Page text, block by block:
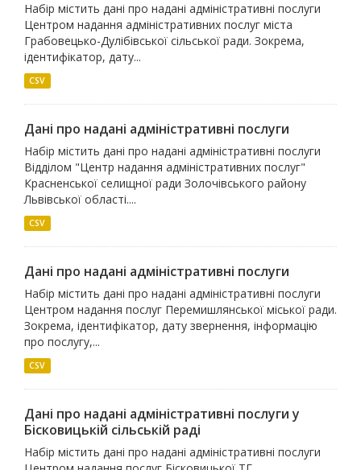
Набір містить дані про надані адміністративні послуги
Центром надання адміністративних послуг міста
Грабовецько-Дулібівської сільської ради. Зокрема,
ідентифікатор, дату...
CSV
Дані про надані адміністративні послуги
Набір містить дані про надані адміністративні послуги
Відділом "Центр надання адміністративних послуг"
Красненської селищної ради Золочівського району
Львівської області....
CSV
Дані про надані адміністративні послуги
Набір містить дані про надані адміністративні послуги
Центром надання послуг Перемишлянської міської ради.
Зокрема, ідентифікатор, дату звернення, інформацію
про послугу,...
CSV
Дані про надані адміністративні послуги у
Бісковицькій сільській раді
Набір містить дані про надані адміністративні послуги